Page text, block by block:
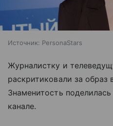
Источник: PersonaStars
Журналистку и
раскритиковали за образ
Знаменитость
канале.